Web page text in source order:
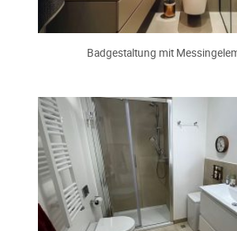
Badgestaltung mit